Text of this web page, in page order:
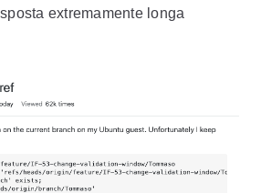
extremamente longa